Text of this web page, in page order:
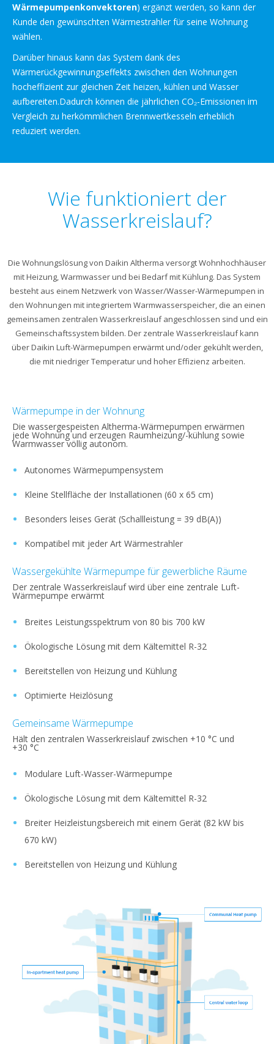
Wärmepumpenkonvektoren) ergänzt werden, so kann der
Kunde den gewünschten Wärmestrahler für seine Wohnung
wählen.
Darüber hinaus kann das System dank des
Wärmerückgewinnungseffekts zwischen den Wohnungen
hocheffizient zur gleichen Zeit heizen, kühlen und Wasser
aufbereiten.Dadurch können die jährlichen CO₂-Emissionen im
Vergleich zu herkömmlichen Brennwertkesseln erheblich
reduziert werden.
Wie funktioniert der
Wasserkreislauf?
Die Wohnungslösung von Daikin Altherma versorgt Wohnhochhäuser
mit Heizung, Warmwasser und bei Bedarf mit Kühlung. Das System
besteht aus einem Netzwerk von Wasser/Wasser-Wärmepumpen in
den Wohnungen mit integriertem Warmwasserspeicher, die an einen
gemeinsamen zentralen Wasserkreislauf angeschlossen sind und ein
Gemeinschaftssystem bilden. Der zentrale Wasserkreislauf kann
über Daikin Luft-Wärmepumpen erwärmt und/oder gekühlt werden,
die mit niedriger Temperatur und hoher Effizienz arbeiten.
Wärmepumpe in der Wohnung
Die wassergespeisten Altherma-Wärmepumpen erwärmen
jede Wohnung und erzeugen Raumheizung/-kühlung sowie
Warmwasser völlig autonom.
Autonomes Wärmepumpensystem
Kleine Stellfläche der Installationen (60 x 65 cm)
Besonders leises Gerät (Schallleistung = 39 dB(A))
Kompatibel mit jeder Art Wärmestrahler
Wassergekühlte Wärmepumpe für gewerbliche Räume
Der zentrale Wasserkreislauf wird über eine zentrale Luft-
Wärmepumpe erwärmt
Breites Leistungsspektrum von 80 bis 700 kW
Ökologische Lösung mit dem Kältemittel R-32
Bereitstellen von Heizung und Kühlung
Optimierte Heizlösung
Gemeinsame Wärmepumpe
Hält den zentralen Wasserkreislauf zwischen +10 °C und
+30 °C
Modulare Luft-Wasser-Wärmepumpe
Ökologische Lösung mit dem Kältemittel R-32
Breiter Heizleistungsbereich mit einem Gerät (82 kW bis
670 kW)
Bereitstellen von Heizung und Kühlung